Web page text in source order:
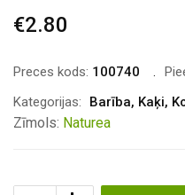
€2.80
Preces kods: 100740
Kategorijas:
Barība, Kaķi,
Zīmols: Naturea